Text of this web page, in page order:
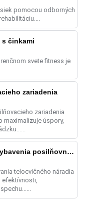
pomocou odborných
činkami
svete fitness je
zariadenia
zariadenia
maximalizuje úspory,
Výhody nákupu veľkoobchodného vybavenia posilňovne z Číny
telocvičného náradia
efektívnosti,